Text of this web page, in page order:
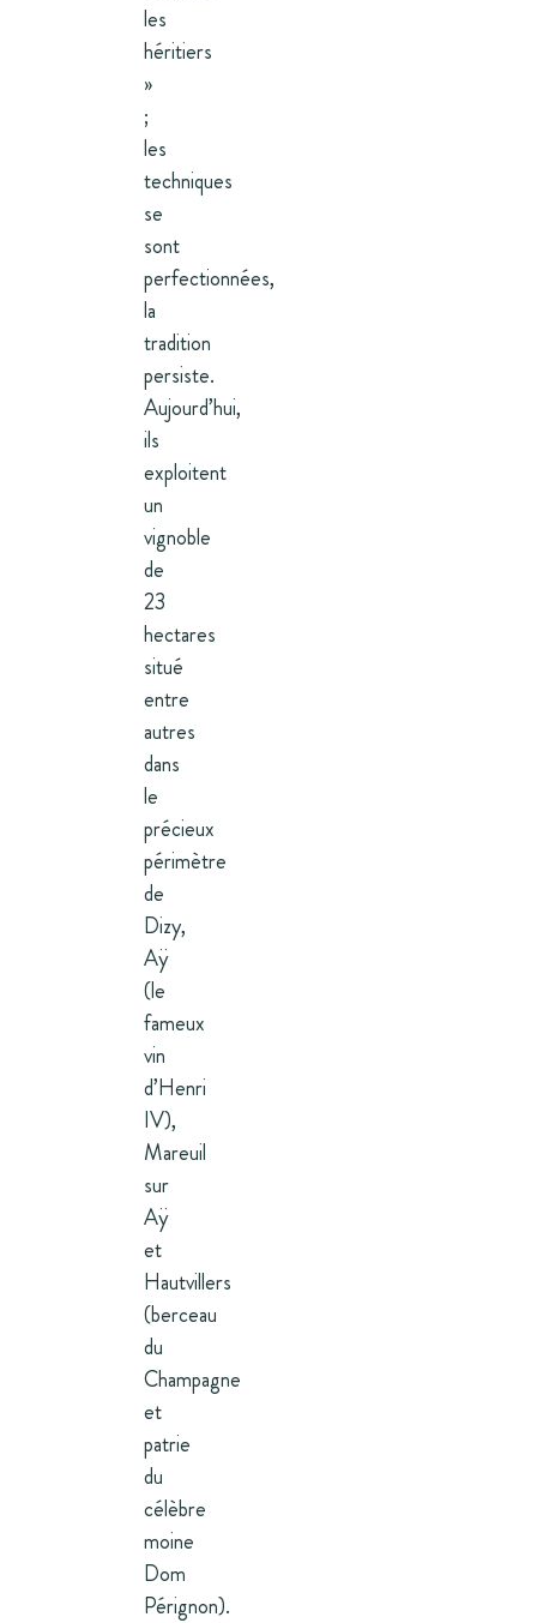
les
héritiers
»
;
les
techniques
se
sont
perfectionnées,
la
tradition
persiste.
Aujourd’hui,
ils
exploitent
un
vignoble
de
23
hectares
situé
entre
autres
dans
le
précieux
périmètre
de
Dizy,
Aÿ
(le
fameux
vin
d’Henri
IV),
Mareuil
sur
Aÿ
et
Hautvillers
(berceau
du
Champagne
et
patrie
du
célèbre
moine
Dom
Pérignon).